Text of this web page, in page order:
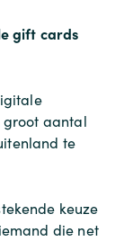
gift cards
groot aantal
te
keuze
die net